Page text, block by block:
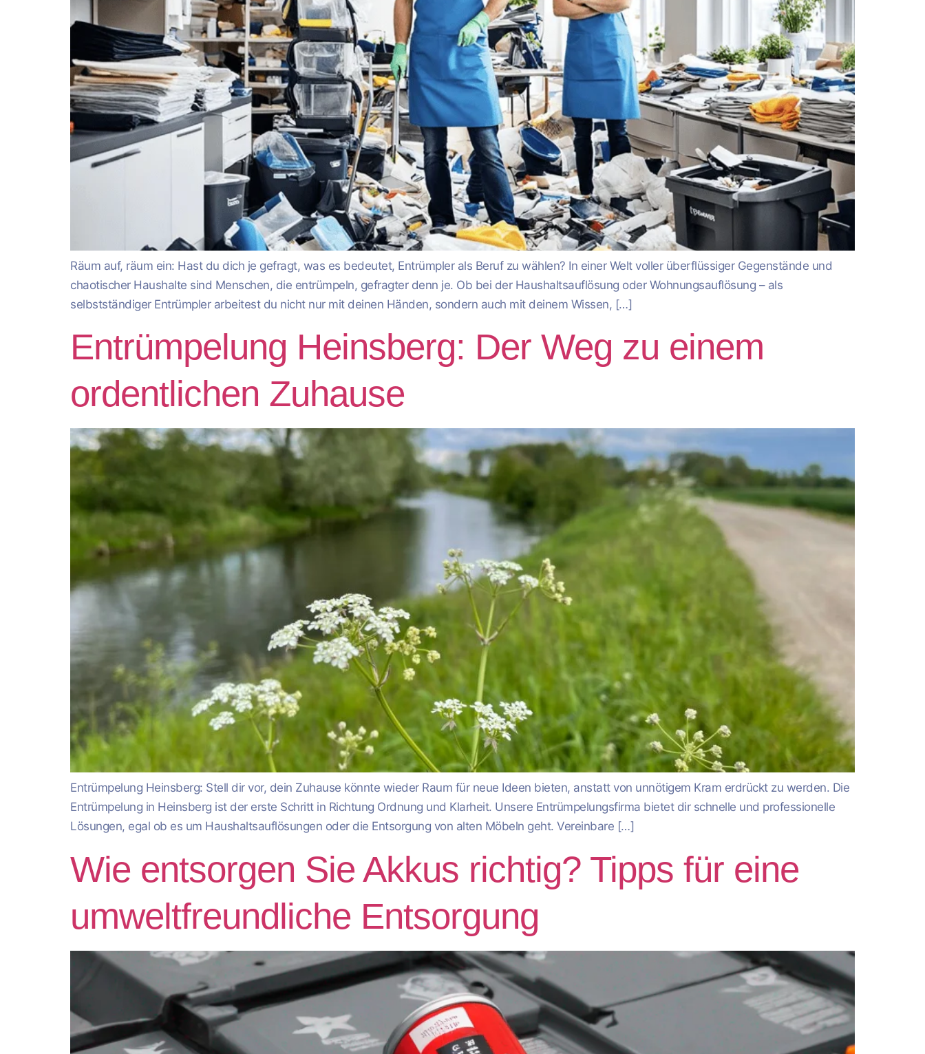
Räum auf, räum ein: Hast du dich je gefragt, was es bedeutet, Entrümpler als Beruf zu wählen? In einer Welt voller überflüssiger Gegenstände und
chaotischer Haushalte sind Menschen, die entrümpeln, gefragter denn je. Ob bei der Haushaltsauflösung oder Wohnungsauflösung – als
selbstständiger Entrümpler arbeitest du nicht nur mit deinen Händen, sondern auch mit deinem Wissen, […]
Entrümpelung Heinsberg: Der Weg zu einem
ordentlichen Zuhause
Entrümpelung Heinsberg: Stell dir vor, dein Zuhause könnte wieder Raum für neue Ideen bieten, anstatt von unnötigem Kram erdrückt zu werden. Die
Entrümpelung in Heinsberg ist der erste Schritt in Richtung Ordnung und Klarheit. Unsere Entrümpelungsfirma bietet dir schnelle und professionelle
Lösungen, egal ob es um Haushaltsauflösungen oder die Entsorgung von alten Möbeln geht. Vereinbare […]
Wie entsorgen Sie Akkus richtig? Tipps für eine
umweltfreundliche Entsorgung